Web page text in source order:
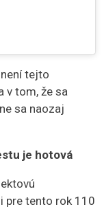
tejto
v tom, že sa
sa naozaj
je hotová
pre tento rok 110